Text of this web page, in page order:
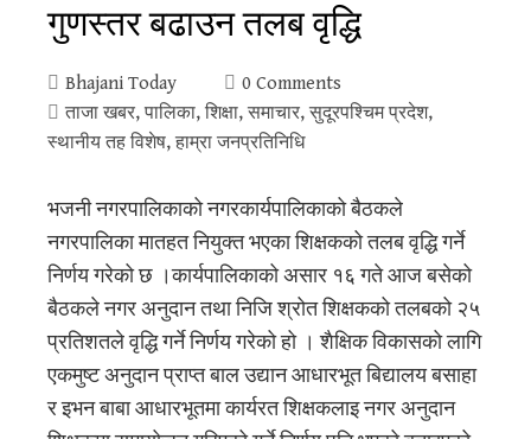
गुणस्तर बढाउन तलब वृद्धि
Bhajani Today
0 Comments
ताजा खबर, पालिका, शिक्षा, समाचार, सुदूरपश्‍चिम प्रदेश,
स्थानीय तह विशेष, हाम्रा जनप्रतिनिधि
भजनी नगरपालिकाको नगरकार्यपालिकाको बैठकले
नगरपालिका मातहत नियुक्त भएका शिक्षकको तलब वृद्धि गर्ने
निर्णय गरेको छ ।कार्यपालिकाको असार १६ गते आज बसेको
बैठकले नगर अनुदान तथा निजि श्रोत शिक्षकको तलबको २५
प्रतिशतले वृद्धि गर्ने निर्णय गरेको हो । शैक्षिक विकासको लागि
एकमुष्ट अनुदान प्राप्त बाल उद्यान आधारभूत बिद्यालय बसाहा
र इभन बाबा आधारभूतमा कार्यरत शिक्षकलाइ नगर अनुदान